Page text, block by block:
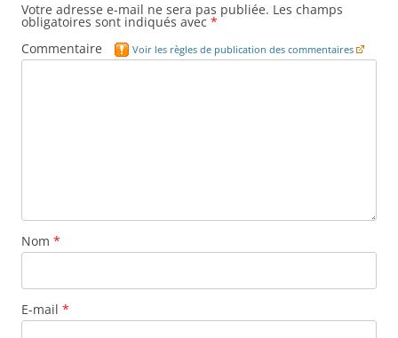
Votre adresse e-mail ne sera pas publiée. Les champs
obligatoires sont indiqués avec *
Commentaire
Voir les règles de publication des commentaires
Nom *
E-mail *